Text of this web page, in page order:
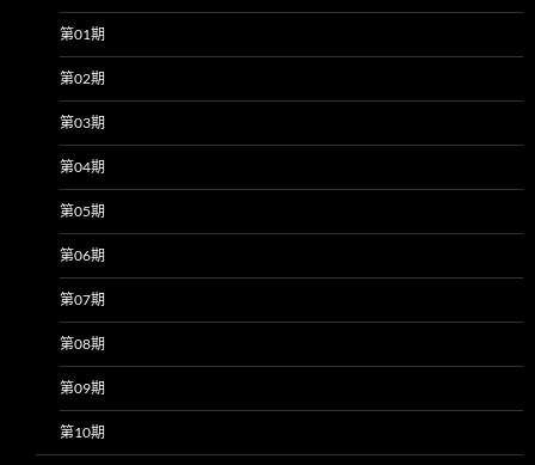
第01期
第02期
第03期
第04期
第05期
第06期
第07期
第08期
第09期
第10期